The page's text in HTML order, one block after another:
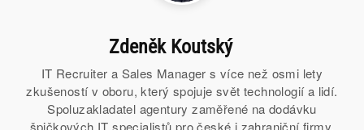
Zdeněk Koutský
IT Recruiter a Sales Manager s více než osmi lety
zkušeností v oboru, který spojuje svět technologií a lidí.
Spoluzakladatel agentury zaměřené na dodávku
špičkových IT specialistů pro české i zahraniční firmy.